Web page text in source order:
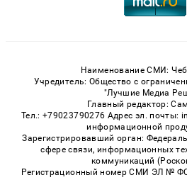
Наименование СМИ:
Учредитель: Общество с
"Лучшие Медиа
Главный редактор:
Тел.: +79023790276 Адрес эл. почты:
информационной
Зарегистрировавший орган:
сфере связи, информационных
коммуникаций
Регистрационный номер СМИ ЭЛ № ФС